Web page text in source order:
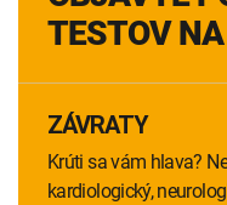
TESTOV
ZÁVRATY
Krúti sa vám hlava?
kardiologický,